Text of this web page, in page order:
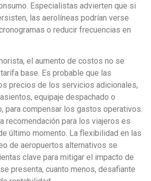
Especialistas advierten que si
las aerolíneas podrían verse
o reducir frecuencias en
el aumento de costos no se
base. Es probable que las
precios de los servicios adicionales,
equipaje despachado o
para compensar los gastos operativos.
recomendación para los viajeros es
último momento. La flexibilidad en las
de aeropuertos alternativos se
clave para mitigar el impacto de
presenta, cuanto menos, desafiante